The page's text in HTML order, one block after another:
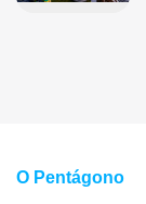
O Pentágono